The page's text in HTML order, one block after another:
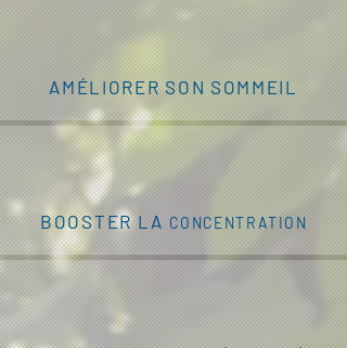
AMÉLIORER SON SOMMEIL
BOOSTER LA CONCENTRATION